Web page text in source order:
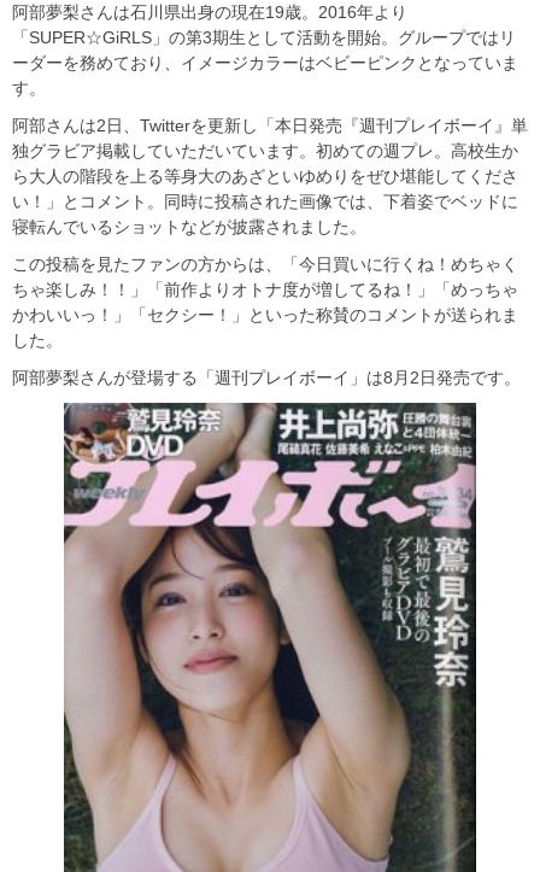
阿部夢梨さんは石川県出身の現在19歳。2016年より
「SUPER☆GiRLS」の第3期生として活動を開始。グループではリ
ーダーを務めており、イメージカラーはベビーピンクとなっていま
す。
阿部さんは2日、Twitterを更新し「本日発売『週刊プレイボーイ』単
独グラビア掲載していただいています。初めての週プレ。高校生か
ら大人の階段を上る等身大のあざといゆめりをぜひ堪能してくださ
い！」とコメント。同時に投稿された画像では、下着姿でベッドに
寝転んでいるショットなどが披露されました。
この投稿を見たファンの方からは、「今日買いに行くね！めちゃく
ちゃ楽しみ！！」「前作よりオトナ度が増してるね！」「めっちゃ
かわいいっ！」「セクシー！」といった称賛のコメントが送られま
した。
阿部夢梨さんが登場する「週刊プレイボーイ」は8月2日発売です。